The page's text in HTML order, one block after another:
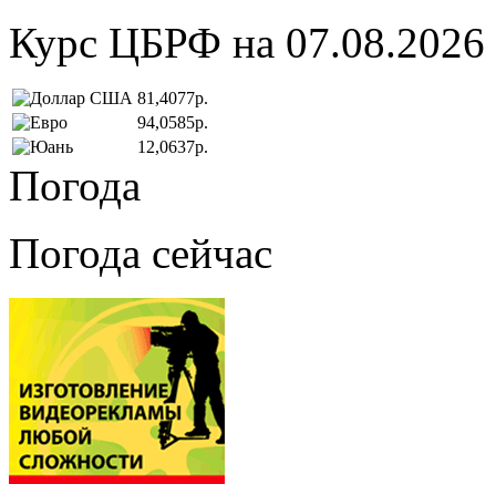
Курс ЦБРФ на 07.08.2026
81,4077р.
94,0585р.
12,0637р.
Погода
Погода сейчас